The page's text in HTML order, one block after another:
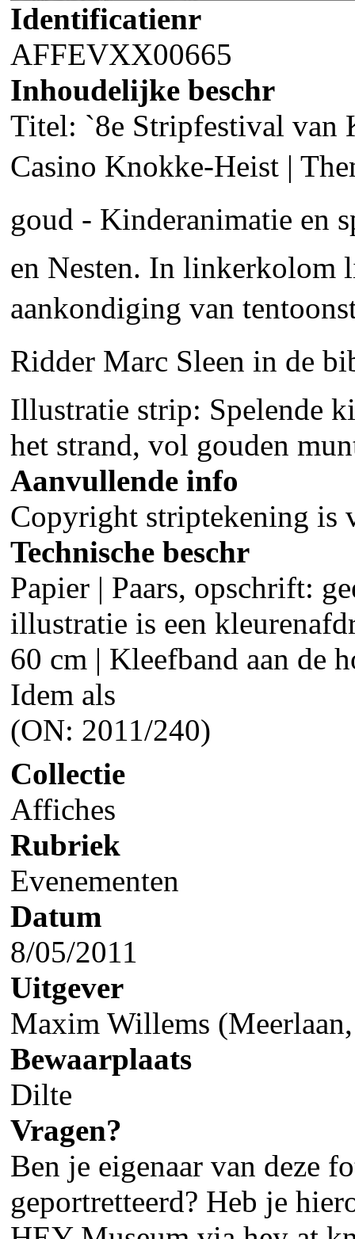
Identificatienr
AFFEVXX00665
Inhoudelijke beschr
Titel: `8e Stripfestival van
Casino Knokke-Heist |
goud - Kinderanimatie en
en Nesten. In linkerkolom
aankondiging van
Ridder Marc Sleen in de
Illustratie strip: Spelende
het strand, vol gouden
Aanvullende info
Copyright striptekening is
Technische beschr
Papier | Paars, opschrift:
illustratie is een
60 cm | Kleefband aan de
Idem als
(ON: 2011/240)
Collectie
Affiches
Rubriek
Evenementen
Datum
8/05/2011
Uitgever
Maxim Willems
Bewaarplaats
Dilte
Vragen?
Ben je eigenaar van deze
geportretteerd? Heb je